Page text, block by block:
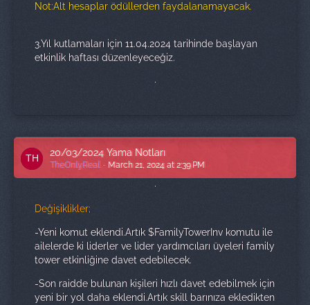
Not:Alt hesaplar ödüllerden faydalanamayacak.
3.Yıl kutlamaları için 11.04.2024 tarihinde başlayan
etkinlik haftası düzenleyeceğiz.
20/03/2024 Yama Notları
TheOnlyReal March 21, 2024 at 2:39 PM
Değişiklikler;
-Yeni komut eklendi.Artık $FamilyTowerInv komutu ile
ailelerde ki liderler ve lider yardımcıları üyeleri family
tower etkinliğine davet edebilecek.
-Son raidde bulunan kişileri hızlı davet edebilmek için
yeni bir yol daha eklendi.Artık skill barınıza ekledikten